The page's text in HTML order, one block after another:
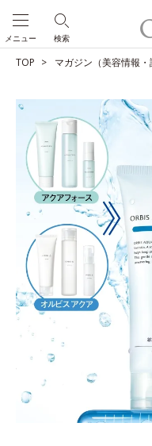
検索
メニュー
TOP マガジン（美容情報・